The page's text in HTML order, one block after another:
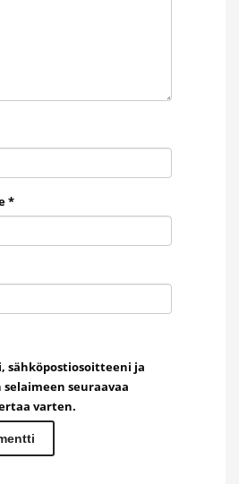
*
sähköpostiosoitteeni ja
seuraavaa
varten.